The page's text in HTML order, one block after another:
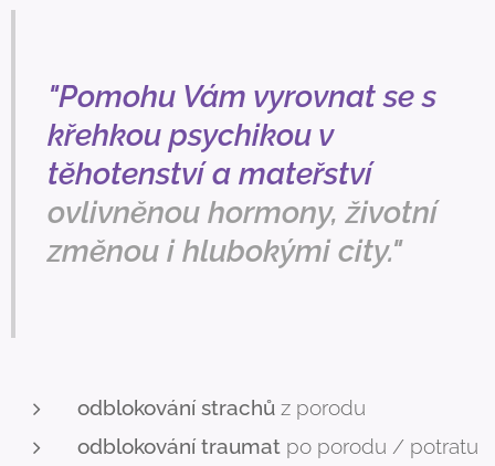
"Pomohu Vám vyrovnat se s
křehkou psychikou v
těhotenství a mateřství
ovlivněnou hormony, životní
změnou i hlubokými city."
odblokování strachů z porodu
odblokování traumat po porodu / potratu